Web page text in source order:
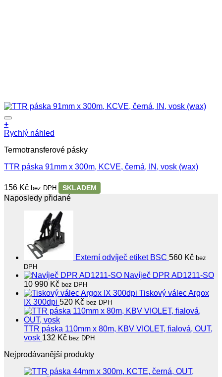
+
Rychlý náhled
Termotransferové pásky
TTR páska 91mm x 300m, KCVE, černá, IN, vosk (wax)
156 Kč bez DPH SKLADEM
Naposledy přidané
Externí odvíječ etiket BSC 560 Kč bez
DPH
Navíječ DPR AD1211-SO
10 990 Kč bez DPH
Tiskový válec Argox
IX 300dpi 520 Kč bez DPH
TTR páska 110mm x 80m, KBV VIOLET, fialová, OUT,
vosk 132 Kč bez DPH
Nejprodávanější produkty